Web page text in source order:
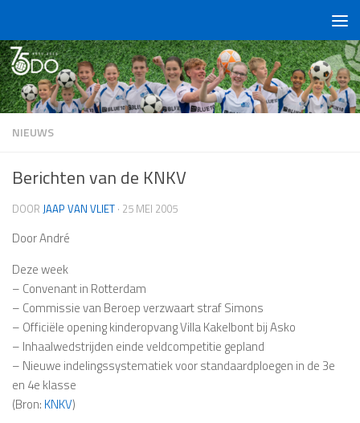
NIEUWS
Berichten van de KNKV
DOOR JAAP VAN VLIET · 25 MEI 2005
Door André
Deze week
– Convenant in Rotterdam
– Commissie van Beroep verzwaart straf Simons
– Officiële opening kinderopvang Villa Kakelbont bij Asko
– Inhaalwedstrijden einde veldcompetitie gepland
– Nieuwe indelingssystematiek voor standaardploegen in de 3e
en 4e klasse
(Bron: KNKV)